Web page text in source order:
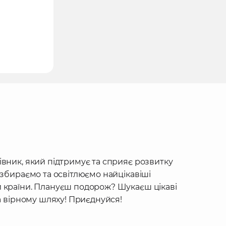
який підтримує та сприяє розвитку
та освітлюємо найцікавіші
країни. Плануєш подорож? Шукаєш цікаві
вірному шляху! Приєднуйся!